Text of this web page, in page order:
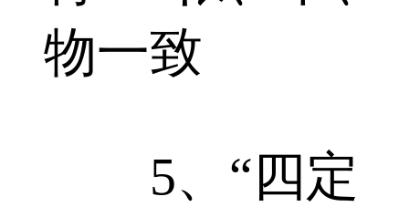
物一致
5、“四定